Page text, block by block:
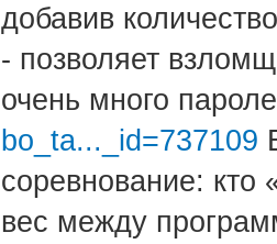
добавив
- позволяет
очень много
bo_ta..._id=737109
соревнование: кто
вес между